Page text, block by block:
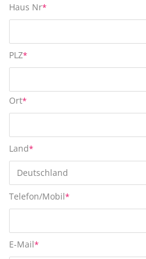
Haus Nr*
PLZ*
Ort*
Land*
Deutschland
Telefon/Mobil*
E-Mail*